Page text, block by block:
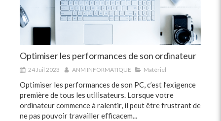
Optimiser les performances de son ordinateur
24 Juil 2023 ANM INFORMATIQUE Matériel
Optimiser les performances de son PC, c’est l’exigence
première de tous les utilisateurs. Lorsque votre
ordinateur commence à ralentir, il peut être frustrant de
ne pas pouvoir travailler efficacem...